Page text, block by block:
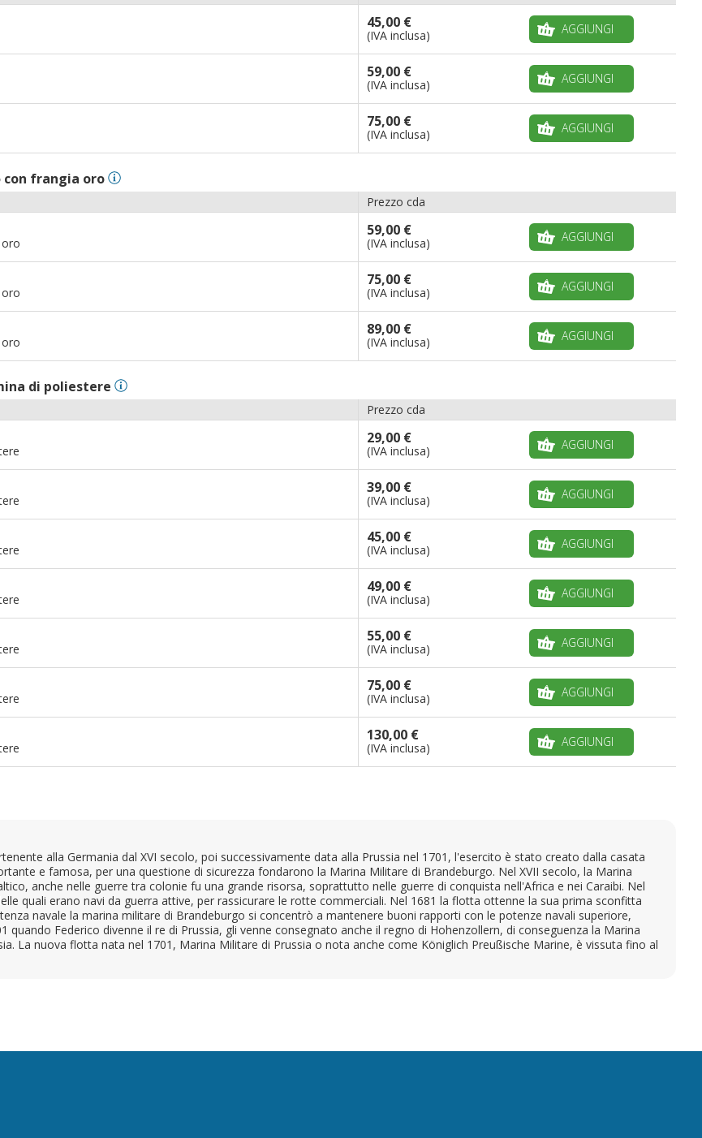
45,00 €
(IVA inclusa) AGGIUNGI
59,00 €
(IVA inclusa) AGGIUNGI
75,00 €
(IVA inclusa) AGGIUNGI
con frangia oro
Prezzo cda
59,00 €
(IVA inclusa) AGGIUNGI
75,00 €
(IVA inclusa) AGGIUNGI
89,00 €
(IVA inclusa) AGGIUNGI
di poliestere
Prezzo cda
29,00 €
(IVA inclusa) AGGIUNGI
39,00 €
(IVA inclusa) AGGIUNGI
45,00 €
(IVA inclusa) AGGIUNGI
49,00 €
(IVA inclusa) AGGIUNGI
55,00 €
(IVA inclusa) AGGIUNGI
75,00 €
(IVA inclusa) AGGIUNGI
130,00 €
(IVA inclusa) AGGIUNGI
alla Germania dal XVI secolo, poi successivamente data alla Prussia nel 1701, l'esercito è stato creato dalla casata
e famosa, per una questione di sicurezza fondarono la Marina Militare di Brandeburgo. Nel XVII secolo, la Marina
anche nelle guerre tra colonie fu una grande risorsa, soprattutto nelle guerre di conquista nell'Africa e nei Caraibi. Nel
quali erano navi da guerra attive, per rassicurare le rotte commerciali. Nel 1681 la flotta ottenne la sua prima sconfitta
navale la marina militare di Brandeburgo si concentrò a mantenere buoni rapporti con le potenze navali superiore,
Federico divenne il re di Prussia, gli venne consegnato anche il regno di Hohenzollern, di conseguenza la Marina
La nuova flotta nata nel 1701, Marina Militare di Prussia o nota anche come Königlich Preußische Marine, è vissuta fino al